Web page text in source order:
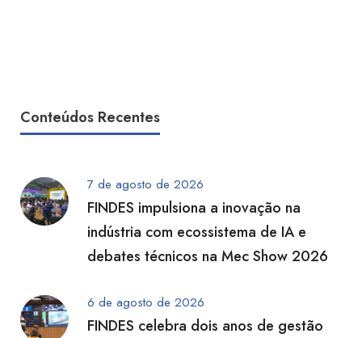
Conteúdos Recentes
7 de agosto de 2026
FINDES impulsiona a inovação na
indústria com ecossistema de IA e
debates técnicos na Mec Show 2026
6 de agosto de 2026
FINDES celebra dois anos de gestão